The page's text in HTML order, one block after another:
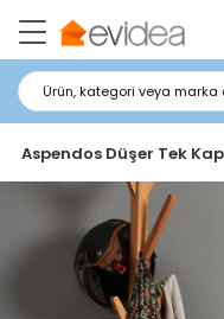
Ürün, kategori veya marka
Aspendos Düşer Tek